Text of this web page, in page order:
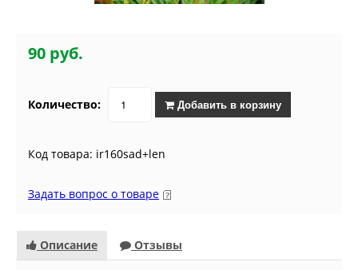
90 руб.
Количество: Добавить в корзину
Код товара: ir160sad+len
Задать вопрос о товаре
Описание Отзывы